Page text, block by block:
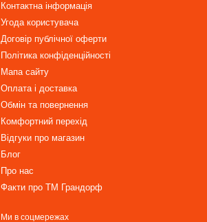
Контактна інформація
Угода користувача
Договір публічної оферти
Політика конфіденційності
Мапа сайту
Оплата і доставка
Обмін та повернення
Комфортний перехід
Відгуки про магазин
Блог
Про нас
Факти про TM Грандорф
Ми в соцмережах